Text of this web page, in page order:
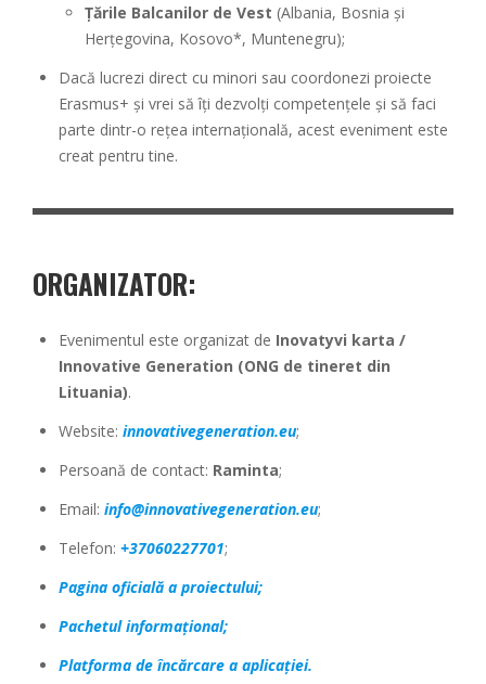
Țările Balcanilor de Vest (Albania, Bosnia și
Herțegovina, Kosovo*, Muntenegru);
Dacă lucrezi direct cu minori sau coordonezi proiecte
Erasmus+ și vrei să îți dezvolți competențele și să faci
parte dintr-o rețea internațională, acest eveniment este
creat pentru tine.
ORGANIZATOR:
Evenimentul este organizat de Inovatyvi karta /
Innovative Generation (ONG de tineret din
Lituania).
Website: innovativegeneration.eu;
Persoană de contact: Raminta;
Email: info@innovativegeneration.eu;
Telefon: +37060227701;
Pagina oficială a proiectului;
Pachetul informațional;
Platforma de încărcare a aplicației.